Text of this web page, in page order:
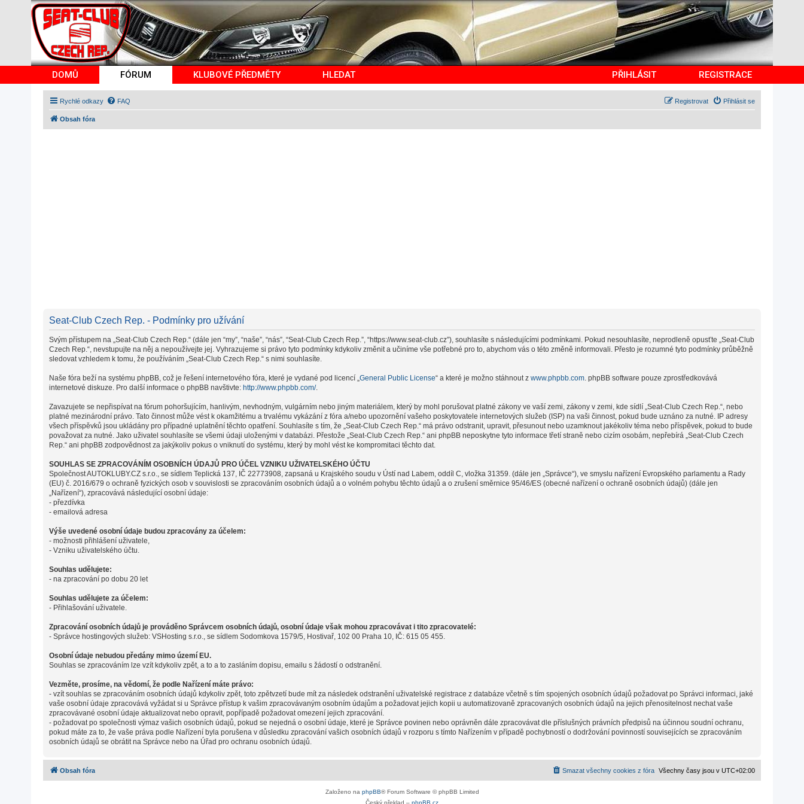
DOMŮ FÓRUM KLUBOVÉ PŘEDMĚTY HLEDAT PŘIHLÁSIT REGISTRACE
Rychlé odkazy FAQ Přihlásit se
Registrovat
Obsah fóra
Seat-Club Czech Rep. - Podmínky pro užívání
Svým přístupem na „Seat-Club Czech Rep.“ (dále jen “my”, “naše”, “nás”, “Seat-Club Czech Rep.”, “https://www.seat-club.cz”), souhlasíte s následujícími podmínkami. Pokud nesouhlasíte, neprodleně opusťte „Seat-Club
Czech Rep.“, nevstupujte na něj a nepoužívejte jej. Vyhrazujeme si právo tyto podmínky kdykoliv změnit a učiníme vše potřebné pro to, abychom vás o této změně informovali. Přesto je rozumné tyto podmínky průběžně
sledovat vzhledem k tomu, že používáním „Seat-Club Czech Rep.“ s nimi souhlasíte.
Naše fóra beží na systému phpBB, což je řešení internetového fóra, které je vydané pod licencí „General Public License“ a které je možno stáhnout z www.phpbb.com. phpBB software pouze zprostředkovává
internetové diskuze. Pro další informace o phpBB navštivte: http://www.phpbb.com/.
Zavazujete se nepřispívat na fórum pohoršujícím, hanlivým, nevhodným, vulgárním nebo jiným materiálem, který by mohl porušovat platné zákony ve vaší zemi, zákony v zemi, kde sídlí „Seat-Club Czech Rep.“, nebo
platné mezinárodní právo. Tato činnost může vést k okamžitému a trvalému vykázání z fóra a/nebo upozornění vašeho poskytovatele internetových služeb (ISP) na vaši činnost, pokud bude uznáno za nutné. IP adresy
všech příspěvků jsou ukládány pro případné uplatnění těchto opatření. Souhlasíte s tím, že „Seat-Club Czech Rep.“ má právo odstranit, upravit, přesunout nebo uzamknout jakékoliv téma nebo příspěvek, pokud to bude
považovat za nutné. Jako uživatel souhlasíte se všemi údaji uloženými v databázi. Přestože „Seat-Club Czech Rep.“ ani phpBB neposkytne tyto informace třetí straně nebo cizím osobám, nepřebírá „Seat-Club Czech
Rep.“ ani phpBB zodpovědnost za jakýkoliv pokus o vniknutí do systému, který by mohl vést ke kompromitaci těchto dat.
SOUHLAS SE ZPRACOVÁNÍM OSOBNÍCH ÚDAJŮ PRO ÚČEL VZNIKU UŽIVATELSKÉHO ÚČTU
Společnost AUTOKLUBY.CZ s.r.o., se sídlem Teplická 137, IČ 22773908, zapsaná u Krajského soudu v Ústí nad Labem, oddíl C, vložka 31359. (dále jen „Správce“), ve smyslu nařízení Evropského parlamentu a Rady
(EU) č. 2016/679 o ochraně fyzických osob v souvislosti se zpracováním osobních údajů a o volném pohybu těchto údajů a o zrušení směrnice 95/46/ES (obecné nařízení o ochraně osobních údajů) (dále jen
„Nařízení“), zpracovává následující osobní údaje:
- přezdívka
- emailová adresa
Výše uvedené osobní údaje budou zpracovány za účelem:
- možnosti přihlášení uživatele,
- Vzniku uživatelského účtu.
Souhlas udělujete:
- na zpracování po dobu 20 let
Souhlas udělujete za účelem:
- Přihlašování uživatele.
Zpracování osobních údajů je prováděno Správcem osobních údajů, osobní údaje však mohou zpracovávat i tito zpracovatelé:
- Správce hostingových služeb: VSHosting s.r.o., se sídlem Sodomkova 1579/5, Hostivař, 102 00 Praha 10, IČ: 615 05 455.
Osobní údaje nebudou předány mimo území EU.
Souhlas se zpracováním lze vzít kdykoliv zpět, a to a to zasláním dopisu, emailu s žádostí o odstranění.
Vezměte, prosíme, na vědomí, že podle Nařízení máte právo:
- vzít souhlas se zpracováním osobních údajů kdykoliv zpět, toto zpětvzetí bude mít za následek odstranění uživatelské registrace z databáze včetně s tím spojených osobních údajů požadovat po Správci informaci, jaké
vaše osobní údaje zpracovává vyžádat si u Správce přístup k vašim zpracovávaným osobním údajům a požadovat jejich kopii u automatizovaně zpracovaných osobních údajů na jejich přenositelnost nechat vaše
zpracovávané osobní údaje aktualizovat nebo opravit, popřípadě požadovat omezení jejich zpracování.
- požadovat po společnosti výmaz vašich osobních údajů, pokud se nejedná o osobní údaje, které je Správce povinen nebo oprávněn dále zpracovávat dle příslušných právních předpisů na účinnou soudní ochranu,
pokud máte za to, že vaše práva podle Nařízení byla porušena v důsledku zpracování vašich osobních údajů v rozporu s tímto Nařízením v případě pochybností o dodržování povinností souvisejících se zpracováním
osobních údajů se obrátit na Správce nebo na Úřad pro ochranu osobních údajů.
Obsah fóra Všechny časy jsou v UTC+02:00
Smazat všechny cookies z fóra
Založeno na phpBB® Forum Software © phpBB Limited
Český překlad – phpBB.cz